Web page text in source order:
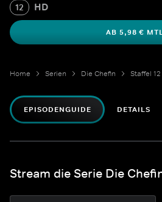
12 HD
AB 5,98 €
Home Serien Die Chefin Staffel 12
EPISODENGUIDE DETAILS
Stream die Serie Die